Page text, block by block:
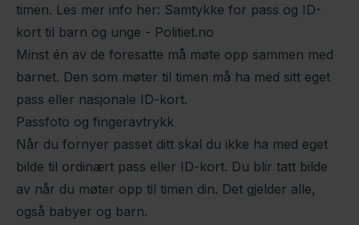
timen. Les mer info her: Samtykke for pass og ID-
kort til barn og unge - Politiet.no
Minst én av de foresatte må møte opp sammen med
barnet. Den som møter til timen må ha med sitt eget
pass eller nasjonale ID-kort.
Passfoto og fingeravtrykk
Når du fornyer passet ditt skal du ikke ha med eget
bilde til ordinært pass eller ID-kort. Du blir tatt bilde
av når du møter opp til timen din. Det gjelder alle,
også babyer og barn.